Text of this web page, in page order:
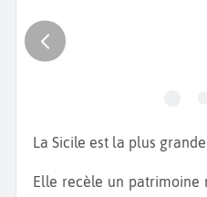
La Sicile est la plus
Elle recèle un patrimoine naturel riche avec ses îles